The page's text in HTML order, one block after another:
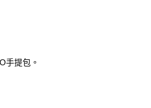
手提包。